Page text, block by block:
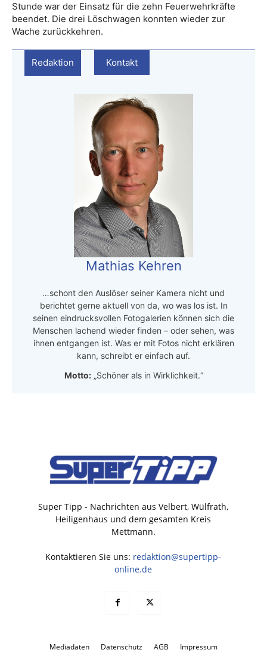
Stunde war der Einsatz für die zehn Feuerwehrkräfte
beendet. Die drei Löschwagen konnten wieder zur
Wache zurückkehren.
Redaktion Kontakt
Mathias Kehren
…schont den Auslöser seiner Kamera nicht und
berichtet gerne aktuell von da, wo was los ist. In
seinen eindrucksvollen Fotogalerien können sich die
Menschen lachend wieder finden – oder sehen, was
ihnen entgangen ist. Was er mit Fotos nicht erklären
kann, schreibt er einfach auf.
Motto:„Schöner als in Wirklichkeit.“
Super Tipp - Nachrichten aus Velbert, Wülfrath,
Heiligenhaus und dem gesamten Kreis
Mettmann.
Kontaktieren Sie uns: redaktion@supertipp-
online.de
Mediadaten Datenschutz AGB Impressum